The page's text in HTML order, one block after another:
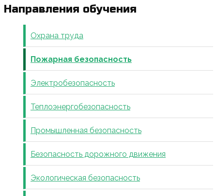
Направления обучения
Охрана труда
Пожарная безопасность
Электробезопасность
Теплоэнергобезопасность
Промышленная безопасность
Безопасность дорожного движения
Экологическая безопасность